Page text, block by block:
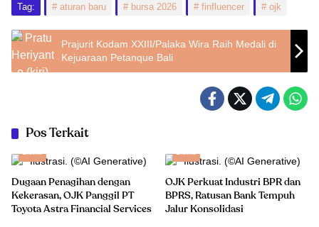
Tag: aturan baru bursa 2026 finfluencer ojk
Prajurit Kodam XXIII/Palaka Wira Raih Medali di
Kejuaraan Petanque Bali
Pos Terkait
Dugaan Penagihan dengan
Kekerasan, OJK Panggil PT
Toyota Astra Financial Services
OJK Perkuat Industri BPR dan
BPRS, Ratusan Bank Tempuh
Jalur Konsolidasi